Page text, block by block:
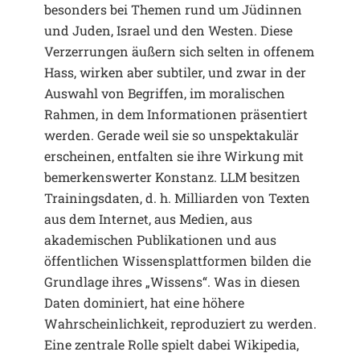
besonders bei Themen rund um Jüdinnen
und Juden, Israel und den Westen. Diese
Verzerrungen äußern sich selten in offenem
Hass, wirken aber subtiler, und zwar in der
Auswahl von Begriffen, im moralischen
Rahmen, in dem Informationen präsentiert
werden. Gerade weil sie so unspektakulär
erscheinen, entfalten sie ihre Wirkung mit
bemerkenswerter Konstanz. LLM besitzen
Trainingsdaten, d. h. Milliarden von Texten
aus dem Internet, aus Medien, aus
akademischen Publikationen und aus
öffentlichen Wissensplattformen bilden die
Grundlage ihres „Wissens“. Was in diesen
Daten dominiert, hat eine höhere
Wahrscheinlichkeit, reproduziert zu werden.
Eine zentrale Rolle spielt dabei Wikipedia,